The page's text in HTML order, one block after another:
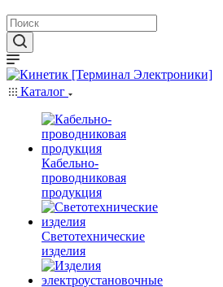
Каталог
Кабельно-
проводниковая
продукция
Светотехнические
изделия